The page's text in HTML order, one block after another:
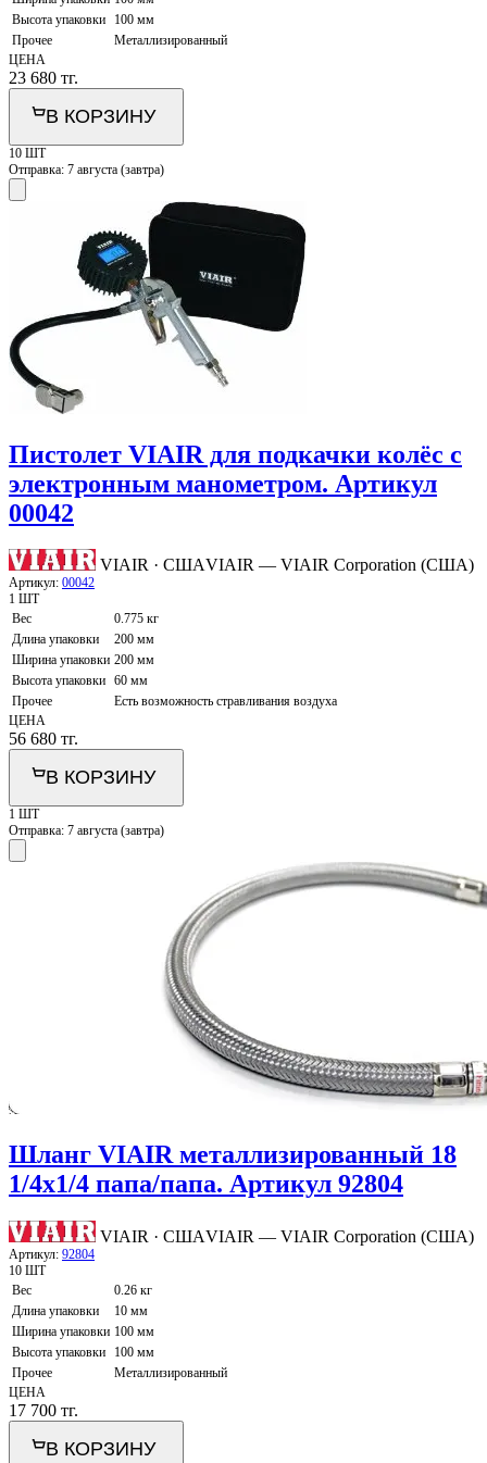
Высота упаковки
100 мм
Прочее
Металлизированный
ЦЕНА
23 680 тг.
В КОРЗИНУ
10 ШТ
Отправка: 7 августа (завтра)
Пистолет VIAIR для подкачки колёс с
электронным манометром. Артикул
00042
VIAIR · СШАVIAIR — VIAIR Corporation (США)
Артикул: 00042
1 ШТ
Вес
0.775 кг
Длина упаковки
200 мм
Ширина упаковки 200 мм
Высота упаковки 60 мм
Прочее
Есть возможность стравливания воздуха
ЦЕНА
56 680 тг.
В КОРЗИНУ
1 ШТ
Отправка: 7 августа (завтра)
Шланг VIAIR металлизированный 18
1/4х1/4 папа/папа. Артикул 92804
VIAIR · СШАVIAIR — VIAIR Corporation (США)
Артикул: 92804
10 ШТ
Вес
0.26 кг
Длина упаковки
10 мм
Ширина упаковки 100 мм
Высота упаковки
100 мм
Прочее
Металлизированный
ЦЕНА
17 700 тг.
В КОРЗИНУ